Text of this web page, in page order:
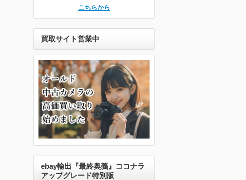
こちらから
買取サイト営業中
ebay輸出『最終奥義』ココナラ
アップグレード特別版